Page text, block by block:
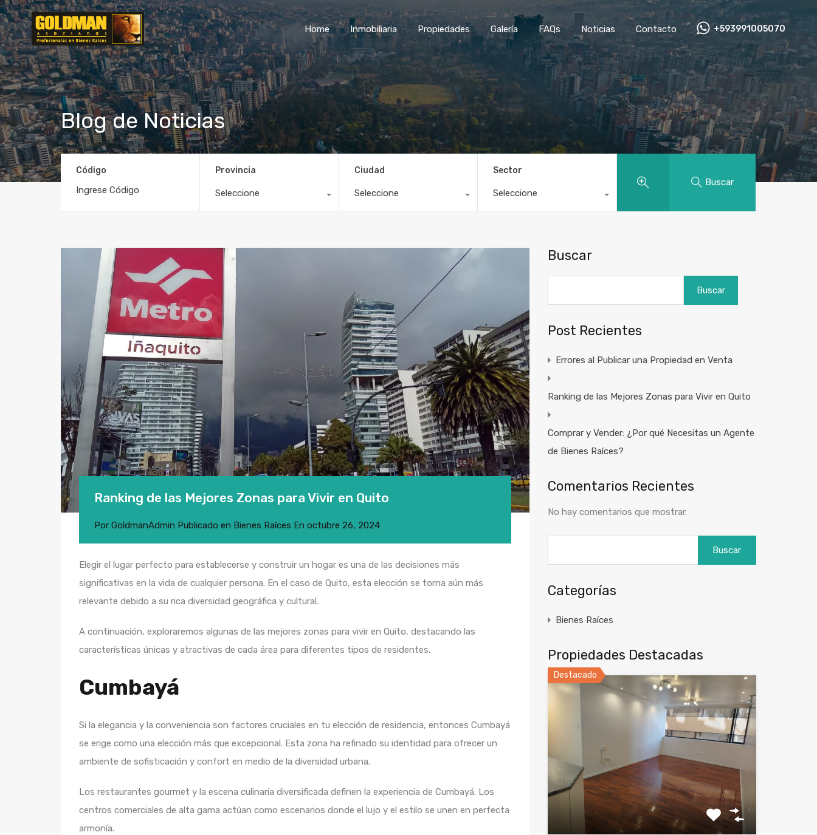
Home Inmobiliaria Propiedades Galería FAQs Noticias Contacto +593991005070
Blog de Noticias
Código Provincia
Seleccione
Ciudad
Seleccione
Sector
Seleccione
Buscar
Ranking de las Mejores Zonas para Vivir en Quito
Por GoldmanAdmin Publicado en Bienes Raíces En octubre 26, 2024
Elegir el lugar perfecto para establecerse y construir un hogar es una de las decisiones más
significativas en la vida de cualquier persona. En el caso de Quito, esta elección se torna aún más
relevante debido a su rica diversidad geográfica y cultural.
A continuación, exploraremos algunas de las mejores zonas para vivir en Quito, destacando las
características únicas y atractivas de cada área para diferentes tipos de residentes.
Cumbayá
Si la elegancia y la conveniencia son factores cruciales en tu elección de residencia, entonces Cumbayá
se erige como una elección más que excepcional. Esta zona ha refinado su identidad para ofrecer un
ambiente de sofisticación y confort en medio de la diversidad urbana.
Los restaurantes gourmet y la escena culinaria diversificada definen la experiencia de Cumbayá. Los
centros comerciales de alta gama actúan como escenarios donde el lujo y el estilo se unen en perfecta
armonía.
Buscar
Buscar
Post Recientes
Errores al Publicar una Propiedad en Venta
Ranking de las Mejores Zonas para Vivir en Quito
Comprar y Vender: ¿Por qué Necesitas un Agente
de Bienes Raíces?
Comentarios Recientes
No hay comentarios que mostrar.
Categorías
Bienes Raíces
Propiedades Destacadas
Destacado